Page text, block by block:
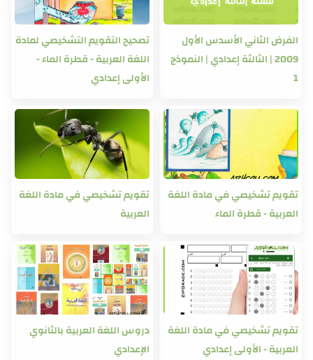
الفرض الثاني الأسدس الأول
2009 | الثالثة إعدادي | النموذج
1
تصحيح التقويم التشخيصي لمادة
اللغة العربية - قطرة الماء -
الأولى إعدادي
تقويم تشخيصي في مادة اللغة
العربية - قطرة الماء
تقويم تشخيصي في مادة اللغة
العربية
تقويم تشخيصي في مادة اللغة
العربية - الأولى إعدادي
دروس اللغة العربية بالثانوي
الإعدادي